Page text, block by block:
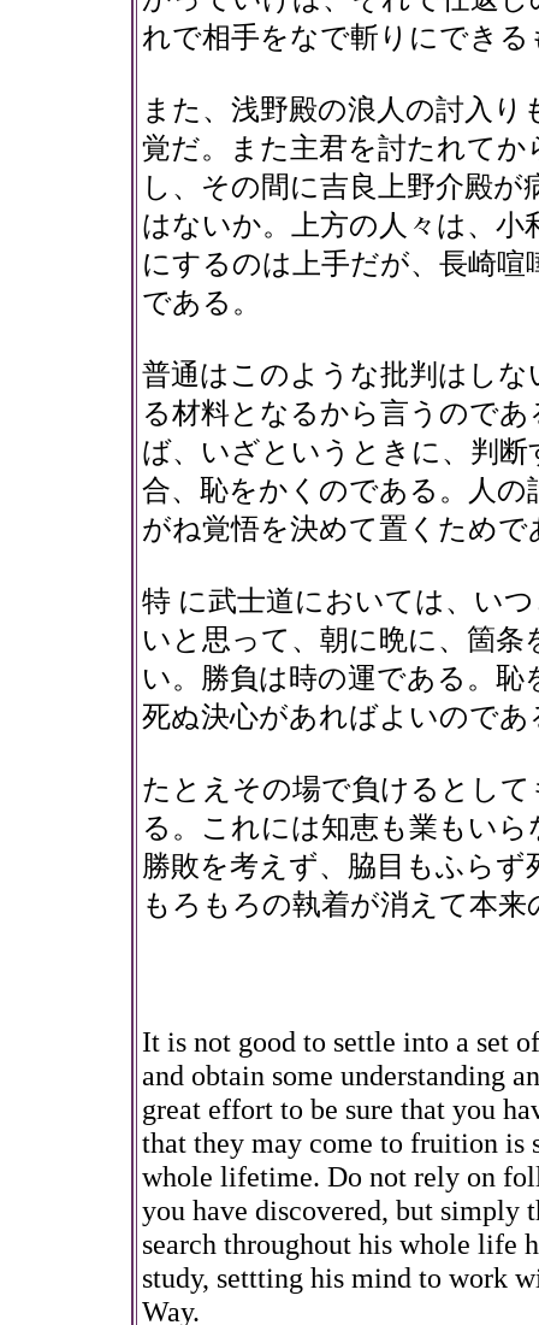
れで相手をなで斬りにでき
また、浅野殿の浪人の討入
覚だ。また主君を討たれて
し、その間に吉良上野介殿
はないか。上方の人々は、
にするのは上手だが、長崎
である。
普通はこのような批判はし
る材料となるから言うので
ば、いざというときに、判
合、恥をかくのである。人
がね覚悟を決めて置くためで
特 に武士道においては、い
いと思って、朝に晩に、箇
い。勝負は時の運である。
死ぬ決心があればよいのであ
たとえその場で負けるとし
る。これには知恵も業もい
勝敗を考えず、脇目もふら
もろもろの執着が消えて本
It is not good to settle into a set
and obtain some understanding
great effort to be sure that you
that they may come to fruition is
whole lifetime. Do not rely on
you have discovered, but simply
search throughout his whole life
study, settting his mind to work
Way.